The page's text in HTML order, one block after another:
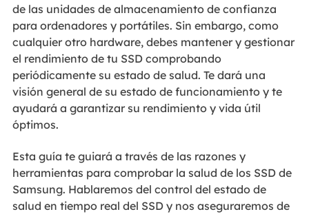
de las unidades de almacenamiento de confianza
para ordenadores y portátiles. Sin embargo, como
cualquier otro hardware, debes mantener y gestionar
el rendimiento de tu SSD comprobando
periódicamente su estado de salud. Te dará una
visión general de su estado de funcionamiento y te
ayudará a garantizar su rendimiento y vida útil
óptimos.
Esta guía te guiará a través de las razones y
herramientas para comprobar la salud de los SSD de
Samsung. Hablaremos del control del estado de
salud en tiempo real del SSD y nos aseguraremos de